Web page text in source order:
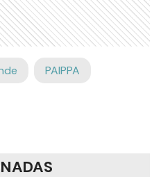
PAIPPA